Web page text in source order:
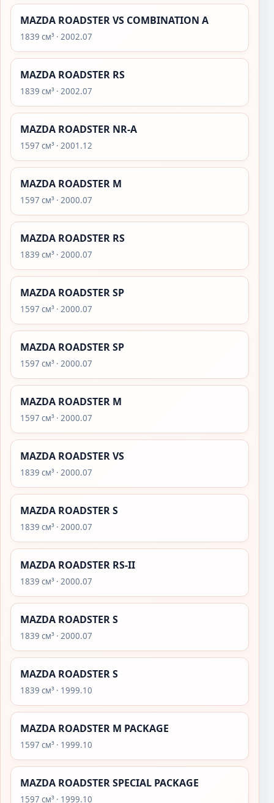
MAZDA ROADSTER VS COMBINATION A
1839 см³ · 2002.07
MAZDA ROADSTER RS
1839 см³ · 2002.07
MAZDA ROADSTER NR-A
1597 см³ · 2001.12
MAZDA ROADSTER M
1597 см³ · 2000.07
MAZDA ROADSTER RS
1839 см³ · 2000.07
MAZDA ROADSTER SP
1597 см³ · 2000.07
MAZDA ROADSTER SP
1597 см³ · 2000.07
MAZDA ROADSTER M
1597 см³ · 2000.07
MAZDA ROADSTER VS
1839 см³ · 2000.07
MAZDA ROADSTER S
1839 см³ · 2000.07
MAZDA ROADSTER RS-II
1839 см³ · 2000.07
MAZDA ROADSTER S
1839 см³ · 2000.07
MAZDA ROADSTER S
1839 см³ · 1999.10
MAZDA ROADSTER M PACKAGE
1597 см³ · 1999.10
MAZDA ROADSTER SPECIAL PACKAGE
1597 см³ · 1999.10